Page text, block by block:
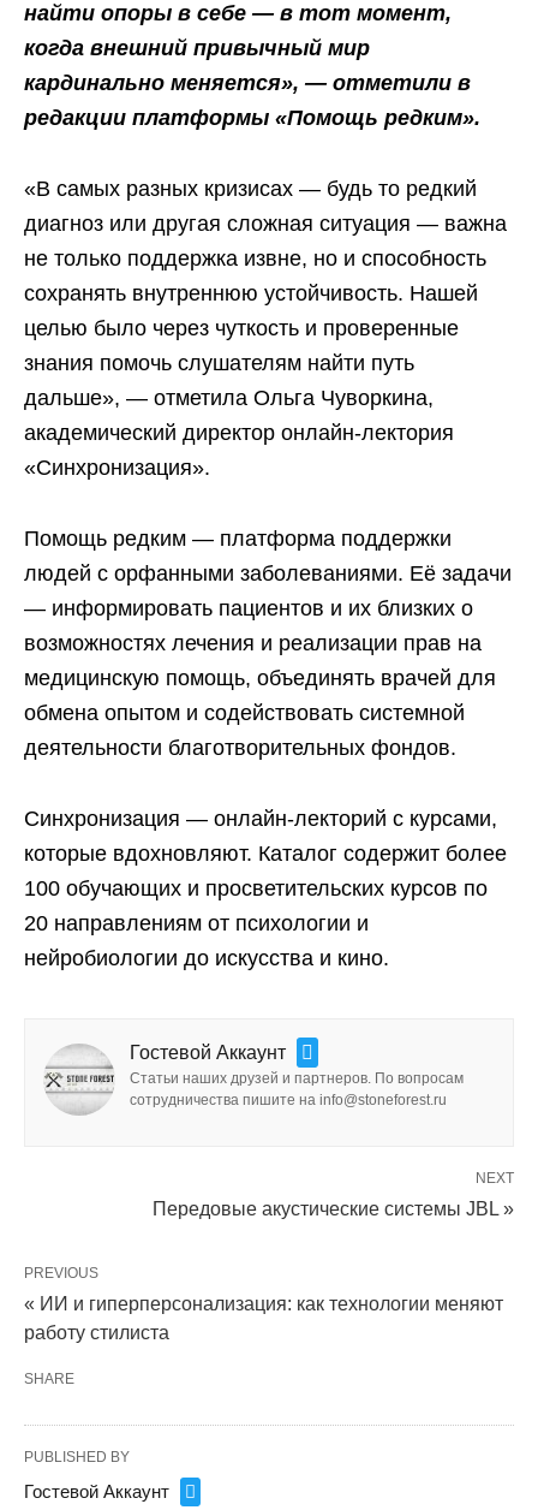
найти опоры в себе — в тот момент,
когда внешний привычный мир
кардинально меняется», — отметили в
редакции платформы «Помощь редким».
«В самых разных кризисах — будь то редкий
диагноз или другая сложная ситуация — важна
не только поддержка извне, но и способность
сохранять внутреннюю устойчивость. Нашей
целью было через чуткость и проверенные
знания помочь слушателям найти путь
дальше», — отметила Ольга Чуворкина,
академический директор онлайн-лектория
«Синхронизация».
Помощь редким — платформа поддержки
людей с орфанными заболеваниями. Её задачи
— информировать пациентов и их близких о
возможностях лечения и реализации прав на
медицинскую помощь, объединять врачей для
обмена опытом и содействовать системной
деятельности благотворительных фондов.
Синхронизация — онлайн-лекторий с курсами,
которые вдохновляют. Каталог содержит более
100 обучающих и просветительских курсов по
20 направлениям от психологии и
нейробиологии до искусства и кино.
Гостевой Аккаунт
Статьи наших друзей и партнеров. По вопросам
сотрудничества пишите на info@stoneforest.ru
NEXT
Передовые акустические системы JBL »
PREVIOUS
« ИИ и гиперперсонализация: как технологии меняют
работу стилиста
SHARE
PUBLISHED BY
Гостевой Аккаунт